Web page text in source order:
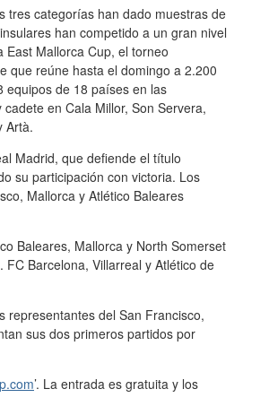
tres categorías han dado muestras de
han competido a un gran nivel
Mallorca Cup, el torneo
que reúne hasta el domingo a 2.200
equipos de 18 países en las
en Cala Millor, Son Servera,
Artà.
Madrid, que defiende el título
su participación con victoria. Los
Mallorca y Atlético Baleares
Baleares, Mallorca y North Somerset
Barcelona, Villarreal y Atlético de
representantes del San Francisco,
sus dos primeros partidos por
’. La entrada es gratuita y los